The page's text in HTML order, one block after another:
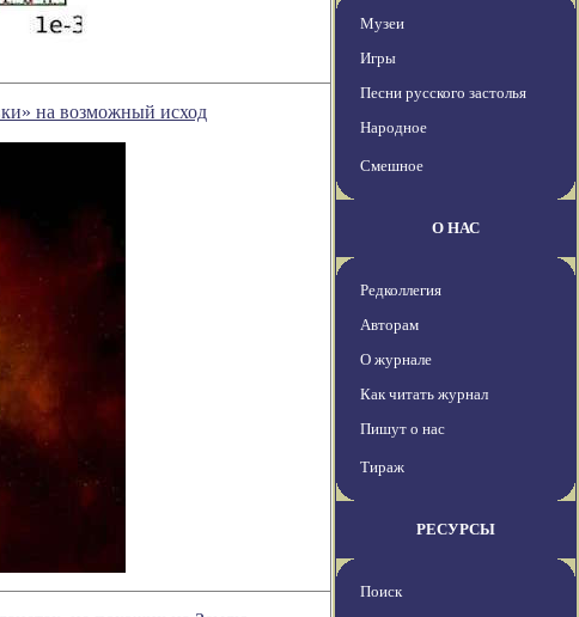
на возможный исход
Музеи
Игры
Песни русского застолья
Народное
Смешное
О НАС
Редколлегия
Авторам
О журнале
Как читать журнал
Пишут о нас
Тираж
РЕСУРСЫ
Поиск